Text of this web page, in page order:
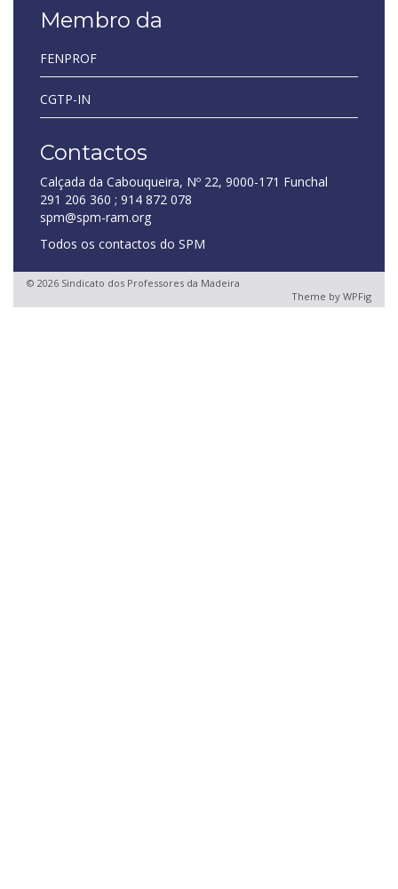
Membro da
FENPROF
CGTP-IN
Contactos
Calçada da Cabouqueira, Nº 22, 9000-171 Funchal
291 206 360 ; 914 872 078
spm@spm-ram.org
Todos os contactos do SPM
© 2026 Sindicato dos Professores da Madeira
Theme by WPFig